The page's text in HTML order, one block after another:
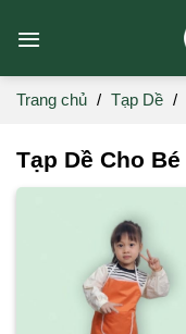
Trang chủ / Tạp Dề /
Tạp Dề Cho Bé